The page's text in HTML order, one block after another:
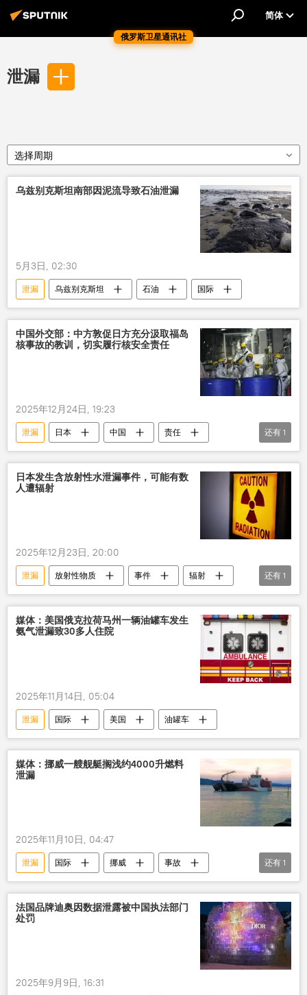
俄罗斯卫星通讯社
简体
泄漏
选择周期
乌兹别克斯坦南部因泥流导致石油泄漏
5月3日, 02:30
泄漏 乌兹别克斯坦 石油 国际
中国外交部：中方敦促日方充分汲取福岛
核事故的教训，切实履行核安全责任
2025年12月24日, 19:23
泄漏 日本 中国
责任
福岛核电站
还有 1
日本发生含放射性水泄漏事件，可能有数
人遭辐射
2025年12月23日, 20:00
泄漏 放射性物质 事件
辐射
日本
还有 1
媒体：美国俄克拉荷马州一辆油罐车发生
氨气泄漏致30多人住院
2025年11月14日, 05:04
泄漏 国际 美国 油罐车
媒体：挪威一艘舰艇搁浅约4000升燃料
泄漏
2025年11月10日, 04:47
泄漏 国际 挪威
事故
燃料
还有 1
法国品牌迪奥因数据泄露被中国执法部门
处罚
2025年9月9日, 16:31